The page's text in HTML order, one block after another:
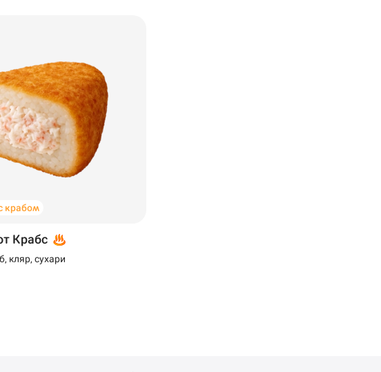
крабом
Крабс
кляр, сухари